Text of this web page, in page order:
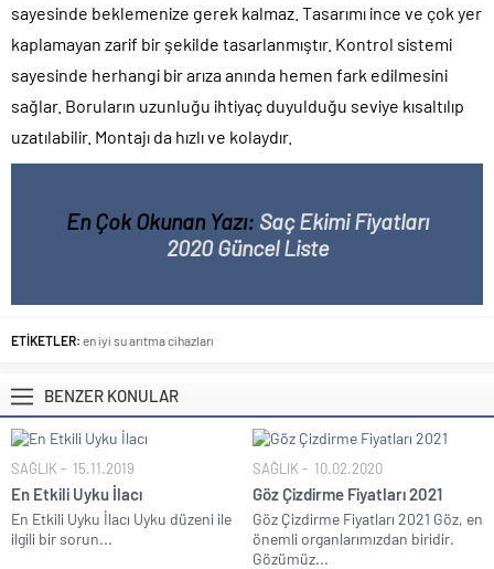
sayesinde beklemenize gerek kalmaz. Tasarımı ince ve çok yer
kaplamayan zarif bir şekilde tasarlanmıştır. Kontrol sistemi
sayesinde herhangi bir arıza anında hemen fark edilmesini
sağlar. Boruların uzunluğu ihtiyaç duyulduğu seviye kısaltılıp
uzatılabilir. Montajı da hızlı ve kolaydır.
En Çok Okunan Yazı: Saç Ekimi Fiyatları
2020 Güncel Liste
ETİKETLER: en iyi su arıtma cihazları
BENZER KONULAR
SAĞLIK 15.11.2019
En Etkili Uyku İlacı
En Etkili Uyku İlacı Uyku düzeni ile
ilgili bir sorun...
SAĞLIK 10.02.2020
Göz Çizdirme Fiyatları 2021
Göz Çizdirme Fiyatları 2021 Göz, en
önemli organlarımızdan biridir.
Gözümüz...